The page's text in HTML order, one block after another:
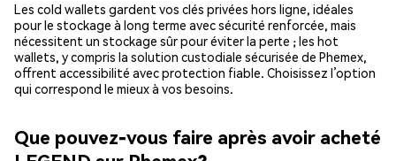
Les cold wallets gardent vos clés privées hors ligne, idéales
pour le stockage à long terme avec sécurité renforcée, mais
nécessitent un stockage sûr pour éviter la perte ; les hot
wallets, y compris la solution custodiale sécurisée de Phemex,
offrent accessibilité avec protection fiable. Choisissez l’option
qui correspond le mieux à vos besoins.
Que pouvez-vous faire après avoir acheté